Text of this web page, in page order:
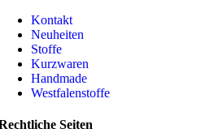
Kontakt
Neuheiten
Stoffe
Kurzwaren
Handmade
Westfalenstoffe
Seiten